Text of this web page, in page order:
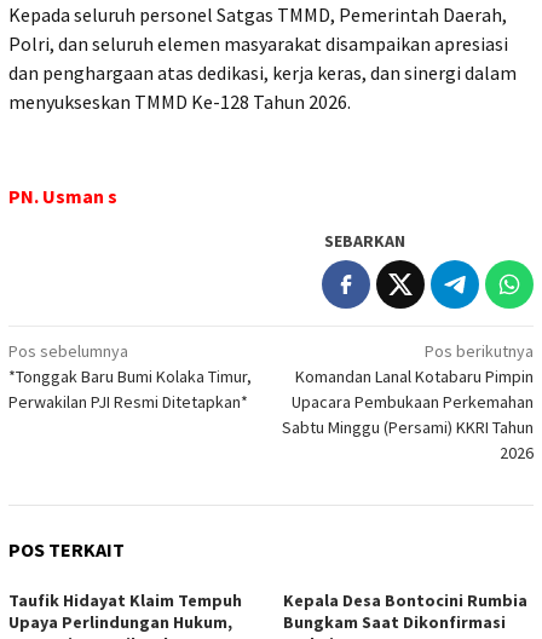
Kepada seluruh personel Satgas TMMD, Pemerintah Daerah,
Polri, dan seluruh elemen masyarakat disampaikan apresiasi
dan penghargaan atas dedikasi, kerja keras, dan sinergi dalam
menyukseskan TMMD Ke-128 Tahun 2026.
PN. Usman s
SEBARKAN
Navigasi
pos
Pos sebelumnya
*Tonggak Baru Bumi Kolaka Timur,
Perwakilan PJI Resmi Ditetapkan*
Pos berikutnya
Komandan Lanal Kotabaru Pimpin
Upacara Pembukaan Perkemahan
Sabtu Minggu (Persami) KKRI Tahun
2026
POS TERKAIT
Taufik Hidayat Klaim Tempuh
Upaya Perlindungan Hukum,
Kepala Desa Bontocini Rumbia
Bungkam Saat Dikonfirmasi